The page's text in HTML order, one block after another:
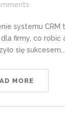
systemu CRM
firmy, co robić
się sukcesem...
MORE